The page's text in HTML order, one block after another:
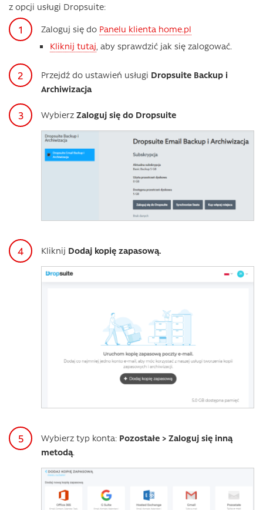
z opcji usługi Dropsuite:
Zaloguj się do Panelu klienta home.pl
Kliknij tutaj, aby sprawdzić jak się zalogować.
Przejdź do ustawień usługi Dropsuite Backup i
Archiwizacja
Wybierz Zaloguj się do Dropsuite
Kliknij Dodaj kopię zapasową.
Wybierz typ konta: Pozostałe > Zaloguj się inną
metodą.